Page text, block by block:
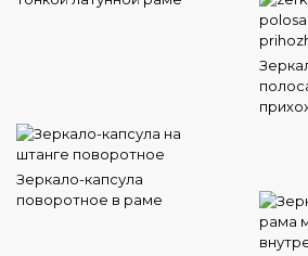
Зеркало-капсула
поворотное в раме